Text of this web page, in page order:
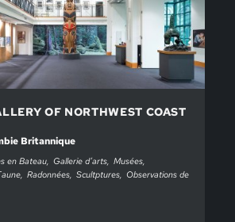
OF NORTHWEST COAST
Britannique
en Bateau Gallerie d’arts Musées
Radonnées Scultptures Observations de